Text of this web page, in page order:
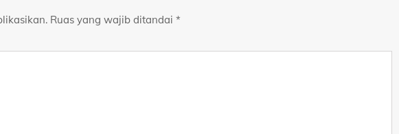
Ruas yang wajib ditandai *